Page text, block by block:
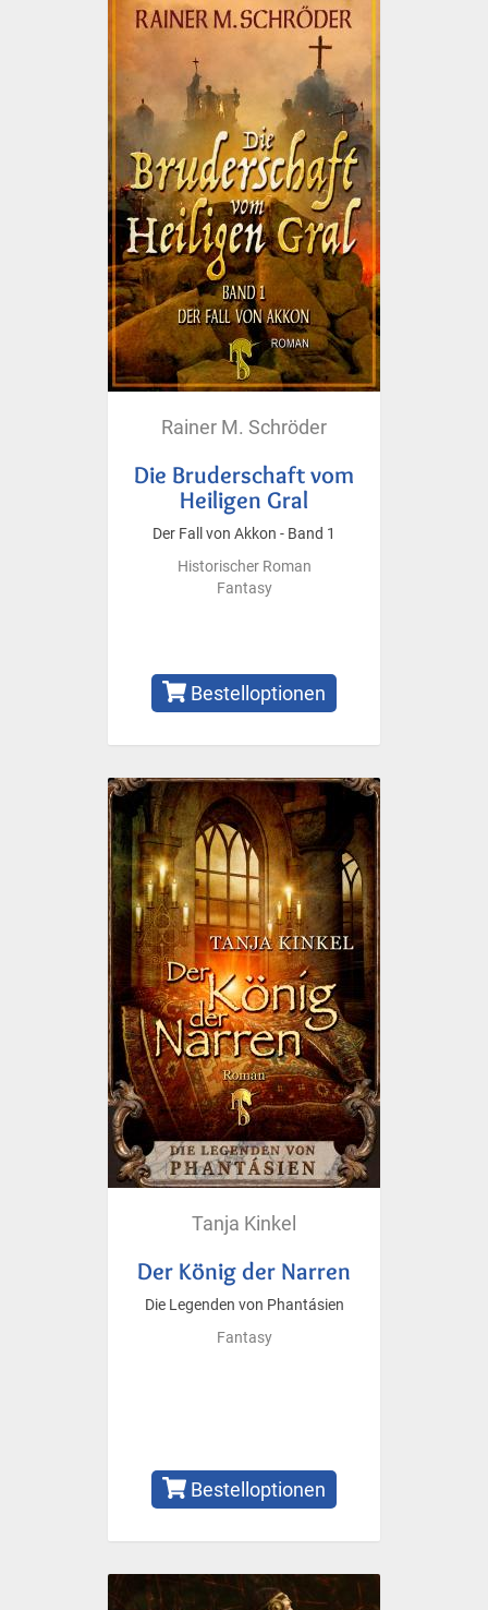
Rainer M. Schröder
Die Bruderschaft vom
Heiligen Gral
Der Fall von Akkon - Band 1
Historischer Roman
Fantasy
Bestelloptionen
Tanja Kinkel
Der König der Narren
Die Legenden von Phantásien
Fantasy
Bestelloptionen